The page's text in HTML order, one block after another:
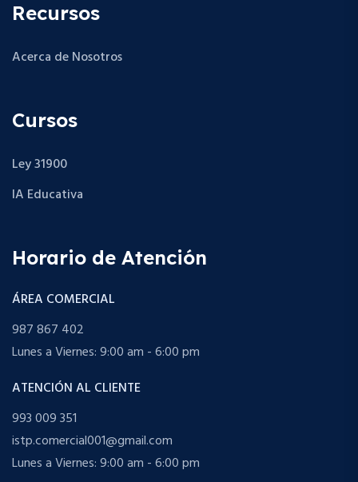
Recursos
Acerca de Nosotros
Cursos
Ley 31900
IA Educativa
Horario de Atención
ÁREA COMERCIAL
987 867 402
Lunes a Viernes: 9:00 am - 6:00 pm
ATENCIÓN AL CLIENTE
993 009 351
istp.comercial001@gmail.com
Lunes a Viernes: 9:00 am - 6:00 pm